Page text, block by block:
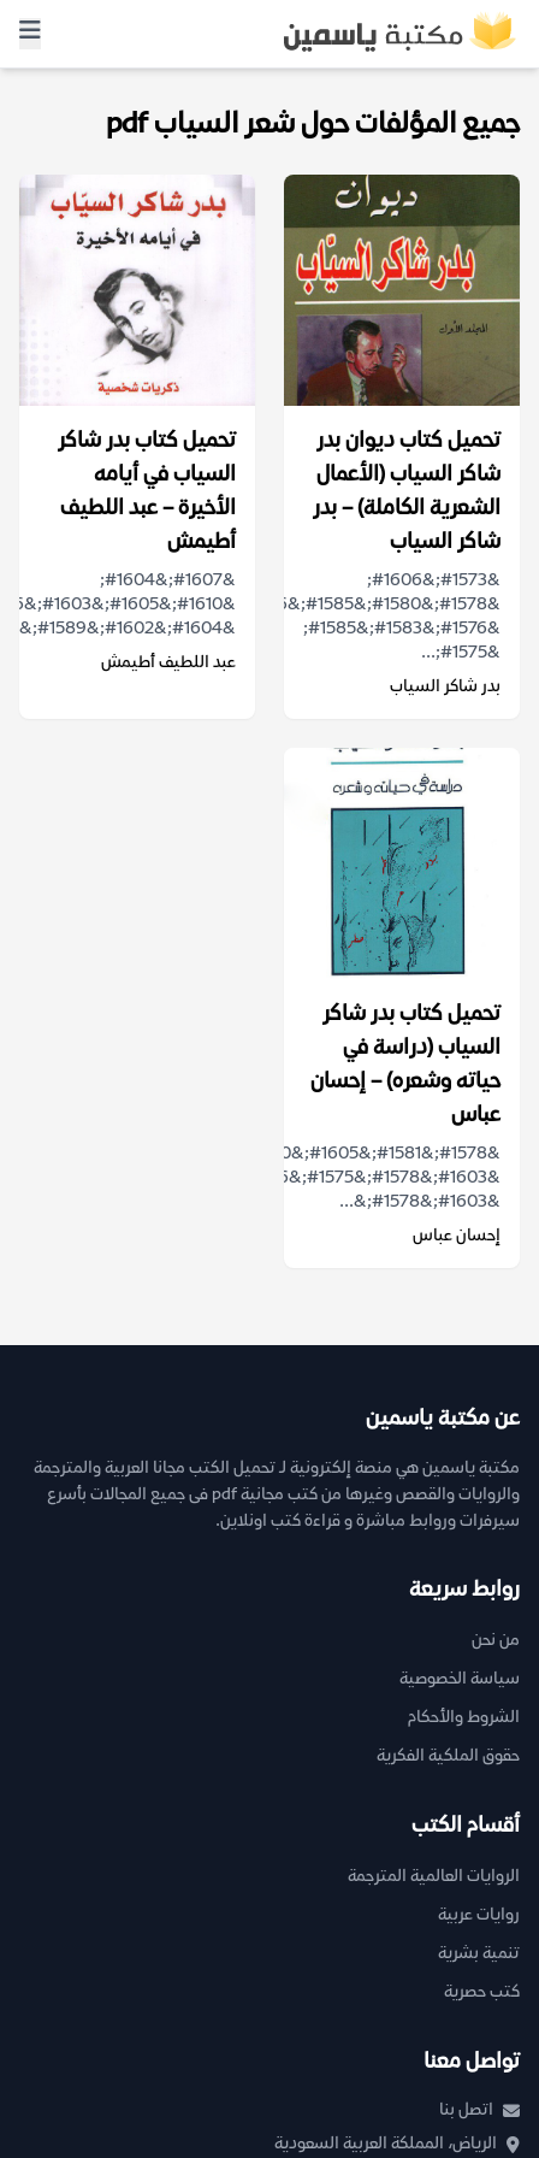
جميع المؤلفات حول شعر السياب pdf
تحميل كتاب ديوان بدر
شاكر السياب (الأعمال
الشعرية الكاملة) – بدر
شاكر السياب
&#1573;&#1606;
&#1578;&#1580;&#1585;&#1576;&#1577;
&#1576;&#1583;&#1585;
&#1575;...
بدر شاكر السياب
تحميل كتاب بدر شاكر
السياب في أيامه
الأخيرة – عبد اللطيف
أطيمش
&#1607;&#1604;
&#1604;&#1602;&#1589;&#1610;&#1583;&...
عبد اللطيف أطيمش
تحميل كتاب بدر شاكر
السياب (دراسة في
حياته وشعره) – إحسان
عباس
&#1603;&#1578;&...
إحسان عباس
عن مكتبة ياسمين
مكتبة ياسمين هي منصة إلكترونية لـ تحميل الكتب مجانا العربية والمترجمة
والروايات والقصص وغيرها من كتب مجانية pdf فى جميع المجالات بأسرع
سيرفرات وروابط مباشرة و قراءة كتب اونلاين.
روابط سريعة
من نحن
سياسة الخصوصية
الشروط والأحكام
حقوق الملكية الفكرية
أقسام الكتب
الروايات العالمية المترجمة
روايات عربية
تنمية بشرية
كتب حصرية
تواصل معنا
اتصل بنا
الرياض، المملكة العربية السعودية